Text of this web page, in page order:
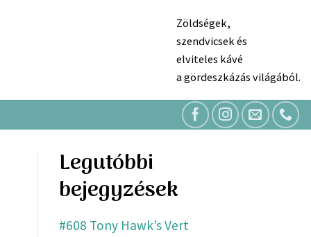
Zöldségek,
szendvicsek és
elviteles kávé
a gördeszkázás világából.
Legutóbbi
bejegyzések
#608 Tony Hawk’s Vert